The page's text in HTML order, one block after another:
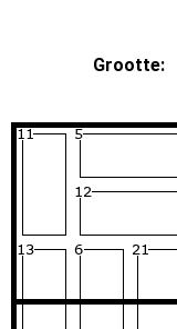
Grootte: